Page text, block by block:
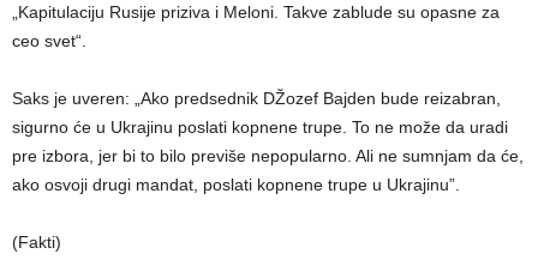
„Kapitulaciju Rusije priziva i Meloni. Takve zablude su opasne za
ceo svet“.
Saks je uveren: „Ako predsednik DŽozef Bajden bude reizabran,
sigurno će u Ukrajinu poslati kopnene trupe. To ne može da uradi
pre izbora, jer bi to bilo previše nepopularno. Ali ne sumnjam da će,
ako osvoji drugi mandat, poslati kopnene trupe u Ukrajinu”.
(Fakti)